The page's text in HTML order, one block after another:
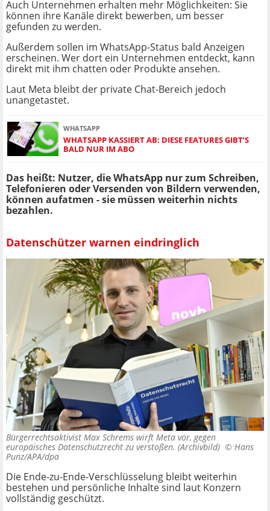
Auch Unternehmen erhalten mehr Möglichkeiten: Sie
können ihre Kanäle direkt bewerben, um besser
gefunden zu werden.
Außerdem sollen im WhatsApp-Status bald Anzeigen
erscheinen. Wer dort ein Unternehmen entdeckt, kann
direkt mit ihm chatten oder Produkte ansehen.
Laut Meta bleibt der private Chat-Bereich jedoch
unangetastet.
WHATSAPP
WHATSAPP KASSIERT AB: DIESE FEATURES GIBT’S
BALD NUR IM ABO
Das heißt: Nutzer, die WhatsApp nur zum Schreiben,
Telefonieren oder Versenden von Bildern verwenden,
können aufatmen - sie müssen weiterhin nichts
bezahlen.
Datenschützer warnen eindringlich
Bürgerrechtsaktivist Max Schrems wirft Meta vor, gegen
europäisches Datenschutzrecht zu verstoßen. (Archivbild) © Hans
Punz/APA/dpa
Die Ende-zu-Ende-Verschlüsselung bleibt weiterhin
bestehen und persönliche Inhalte sind laut Konzern
vollständig geschützt.